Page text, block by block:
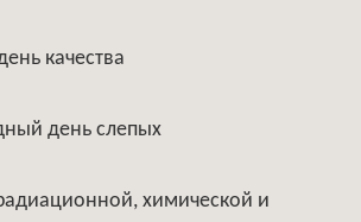
качества
день слепых
химической и